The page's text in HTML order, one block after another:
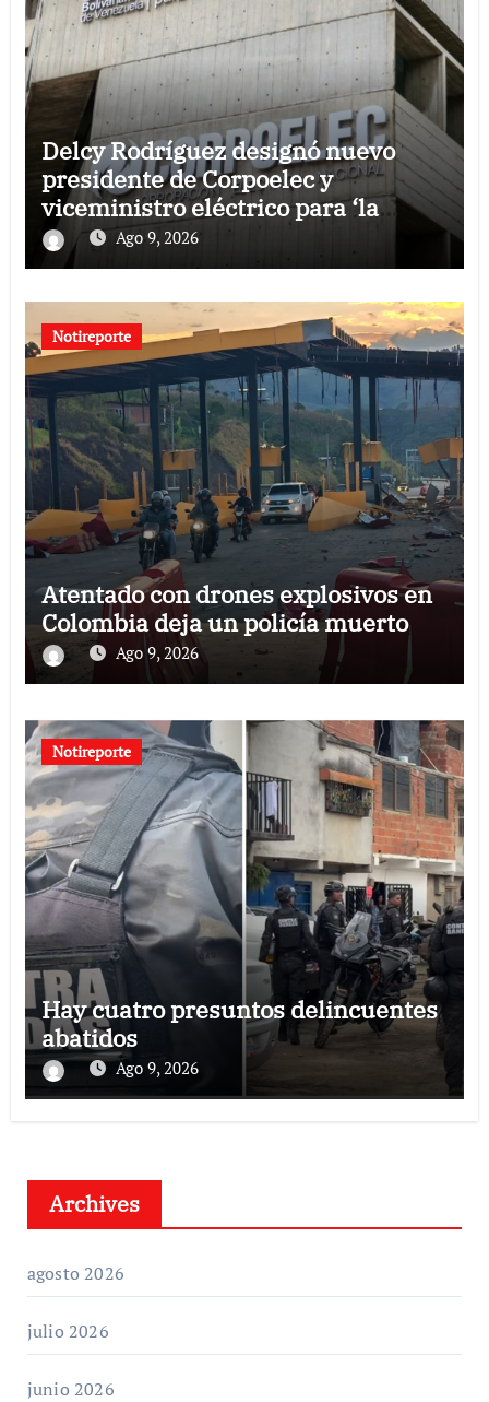
Delcy Rodríguez designó nuevo
presidente de Corpoelec y
viceministro eléctrico para ‘la
recuperación del servicio’
Ago 9, 2026
Notireporte
Atentado con drones explosivos en
Colombia deja un policía muerto
Ago 9, 2026
Notireporte
Hay cuatro presuntos delincuentes
abatidos
Ago 9, 2026
Archives
agosto 2026
julio 2026
junio 2026